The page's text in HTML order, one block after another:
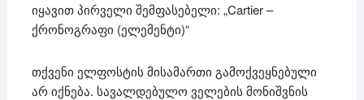
იყავით პირველი შემფასებელი: „Cartier –
ქრონოგრაფი (ელემენტი)“
თქვენი ელფოსტის მისამართი გამოქვეყნებული
არ იქნება. სავალდებულო ველების მონიშვნის